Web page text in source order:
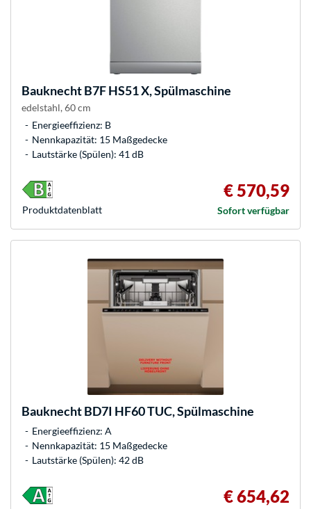
BauknechtB7F HS51 X, Spülmaschine
edelstahl, 60 cm
Energieeffizienz: B
Nennkapazität: 15 Maßgedecke
Lautstärke (Spülen): 41 dB
€ 570,59
Sofort verfügbar
Produkt­datenblatt
BauknechtBD7I HF60 TUC, Spülmaschine
Energieeffizienz: A
Nennkapazität: 15 Maßgedecke
Lautstärke (Spülen): 42 dB
€ 654,62